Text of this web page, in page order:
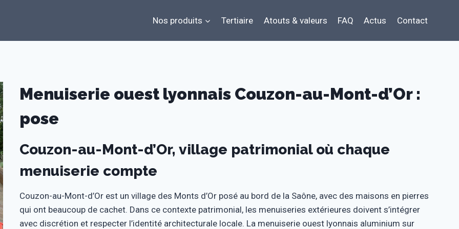
Nos produits Tertiaire Atouts & valeurs FAQ Actus Contact
Menuiserie ouest lyonnais Couzon-au-Mont-d’Or :
pose
Couzon-au-Mont-d’Or, village patrimonial où chaque
menuiserie compte
Couzon-au-Mont-d’Or est un village des Monts d’Or posé au bord de la Saône, avec des maisons en pierres
qui ont beaucoup de cachet. Dans ce contexte patrimonial, les menuiseries extérieures doivent s’intégrer
avec discrétion et respecter l’identité architecturale locale. La menuiserie ouest lyonnais aluminium sur